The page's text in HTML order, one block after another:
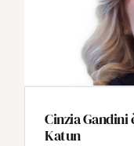
Cinzia Gandini
Katun